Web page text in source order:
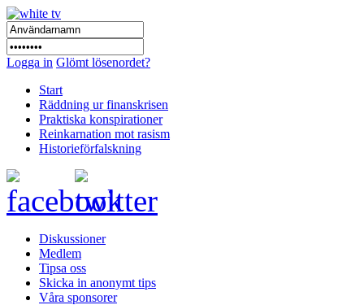
Logga in Glömt lösenordet?
Start
Räddning ur finanskrisen
Praktiska konspirationer
Reinkarnation mot rasism
Historieförfalskning
Diskussioner
Medlem
Tipsa oss
Skicka in anonymt tips
Våra sponsorer